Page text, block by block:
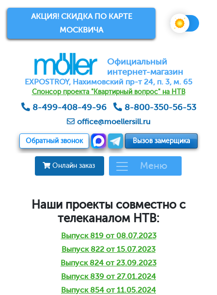
АКЦИЯ! СКИДКА ПО КАРТЕ
МОСКВИЧА
Официальный
интернет-магазин
EXPOSTROY, Нахимовский пр-т 24, п. 3, м. 65
Спонсор проекта "Квартирный вопрос" на НТВ
8-499-408-49-96 8-800-350-56-53
office@moellersill.ru
Обратный звонок Вызов замерщика
Онлайн заказ Меню
Наши проекты совместно с
телеканалом НТВ:
Выпуск 819 от 08.07.2023
Выпуск 822 от 15.07.2023
Выпуск 824 от 23.09.2023
Выпуск 839 от 27.01.2024
Выпуск 854 от 11.05.2024